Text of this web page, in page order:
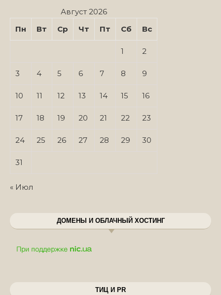
Август 2026
Пн
Вт Ср Чт Пт Сб Вс
1 2
3 4 5 6 7 8 9
10 11 12 13 14 15 16
17 18 19 20 21 22 23
24 25 26 27 28 29 30
31
« Июл
ДОМЕНЫ И ОБЛАЧНЫЙ ХОСТИНГ
ТИЦ И PR